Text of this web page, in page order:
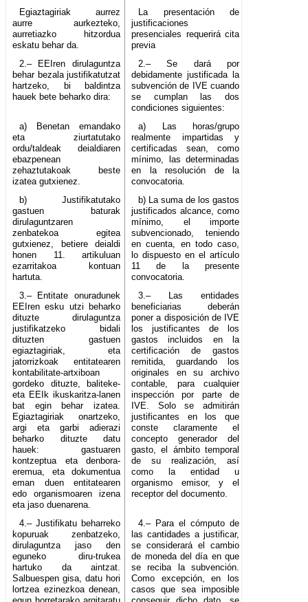
Egiaztagiriak aurrez
aurre aurkezteko,
aurretiazko hitzordua
eskatu behar da.
La presentación de
justificaciones
presenciales requerirá cita
previa
2.– EEIren dirulaguntza
behar bezala justifikatutzat
hartzeko, bi baldintza
hauek bete beharko dira:
2.– Se dará por
debidamente justificada la
subvención de IVE cuando
se cumplan las dos
condiciones siguientes:
a) Benetan emandako
eta ziurtatutako
ordu/taldeak deialdiaren
ebazpenean
zehaztutakoak beste
izatea gutxienez.
a) Las horas/grupo
realmente impartidas y
certificadas sean, como
mínimo, las determinadas
en la resolución de la
convocatoria.
b) Justifikatutako
gastuen baturak
dirulaguntzaren
zenbatekoa egitea
gutxienez, betiere deialdi
honen 11. artikuluan
ezarritakoa kontuan
hartuta.
b) La suma de los gastos
justificados alcance, como
mínimo, el importe
subvencionado, teniendo
en cuenta, en todo caso,
lo dispuesto en el artículo
11 de la presente
convocatoria.
3.– Entitate onuradunek
EEIren esku utzi beharko
dituzte dirulaguntza
justifikatzeko bidali
dituzten gastuen
egiaztagiriak, eta
jatorrizkoak entitatearen
kontabilitate-artxiboan
gordeko dituzte, baliteke-
eta EEIk ikuskaritza-lanen
bat egin behar izatea.
Egiaztagiriak onartzeko,
argi eta garbi adierazi
beharko dituzte datu
hauek: gastuaren
kontzeptua eta denbora-
eremua, eta dokumentua
eman duen entitatearen
edo organismoaren izena
eta jaso duenarena.
3.– Las entidades
beneficiarias deberán
poner a disposición de IVE
los justificantes de los
gastos incluidos en la
certificación de gastos
remitida, guardando los
originales en su archivo
contable, para cualquier
inspección por parte de
IVE. Solo se admitirán
justificantes en los que
conste claramente el
concepto generador del
gasto, el ámbito temporal
de su realización, así
como la entidad u
organismo emisor, y el
receptor del documento.
4.– Justifikatu beharreko
kopuruak zenbatzeko,
dirulaguntza jaso den
eguneko diru-trukea
hartuko da aintzat.
Salbuespen gisa, datu hori
lortzea ezinezkoa denean,
4.– Para el cómputo de
las cantidades a justificar,
se considerará el cambio
de moneda del día en que
se reciba la subvención.
Como excepción, en los
casos que sea imposible